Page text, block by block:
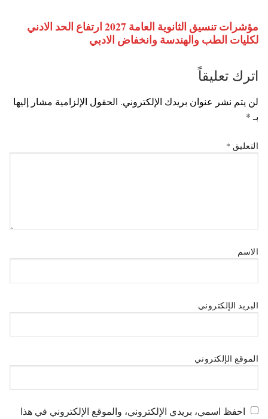
مؤشرات تنسيق الثانوية العامة 2027 ارتفاع الحد الادني
لكليات الطب والهندسة وانخفاض الادبي
اترك تعليقاً
لن يتم نشر عنوان بريدك الإلكتروني. الحقول الإلزامية مشار إليها
بـ *
التعليق *
الاسم
البريد الإلكتروني
الموقع الإلكتروني
احفظ اسمي، بريدي الإلكتروني، والموقع الإلكتروني في هذا